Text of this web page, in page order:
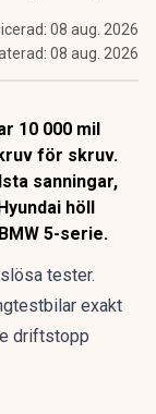
08 aug. 2026
08 aug. 2026
10 000 mil
för skruv.
sanningar,
höll
5-serie.
tester.
exakt
driftstopp